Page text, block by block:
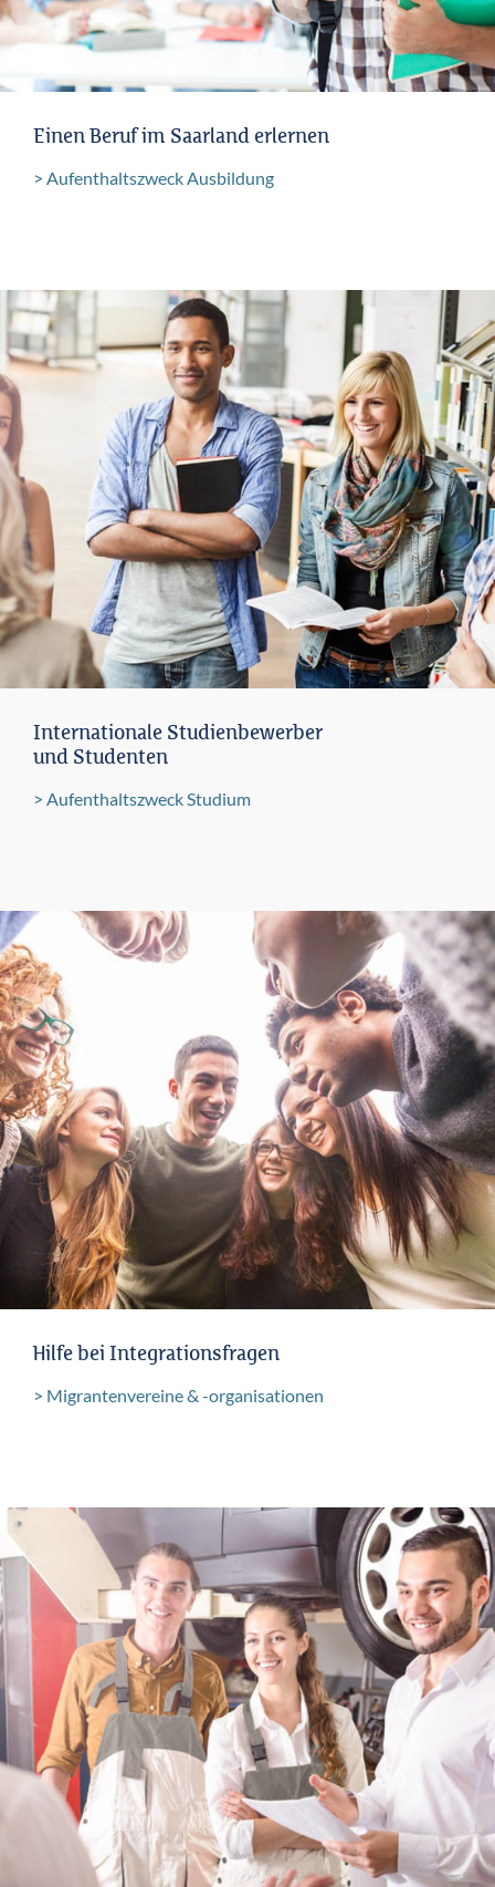
Einen Beruf im Saarland erlernen
Aufenthaltszweck Ausbildung
Internationale Studienbewerber
und Studenten
Aufenthaltszweck Studium
Hilfe bei Integrationsfragen
Migrantenvereine & -organisationen